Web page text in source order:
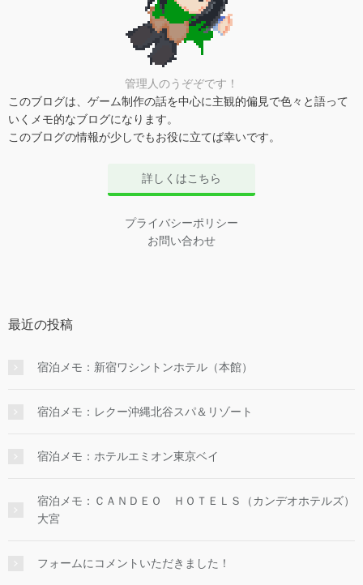
管理人のうぞぞです！
このブログは、ゲーム制作の話を中心に主観的偏見で色々と語って
いくメモ的なブログになります。
このブログの情報が少しでもお役に立てば幸いです。
詳しくはこちら
プライバシーポリシー
お問い合わせ
最近の投稿
宿泊メモ：新宿ワシントンホテル（本館）
宿泊メモ：レクー沖縄北谷スパ＆リゾート
宿泊メモ：ホテルエミオン東京ベイ
宿泊メモ：ＣＡＮＤＥＯ ＨＯＴＥＬＳ（カンデオホテルズ）
大宮
フォームにコメントいただきました！